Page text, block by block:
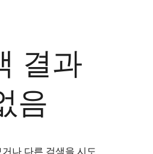
결과
음
거나 다른 검색을 시도